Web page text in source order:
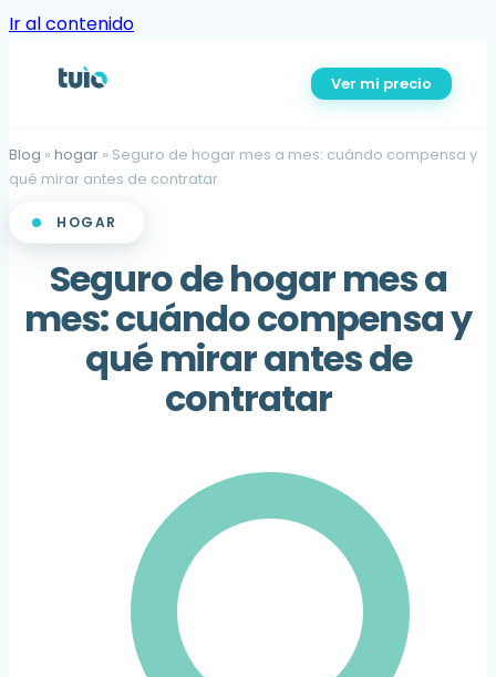
Ir al contenido
Ver mi precio
Blog » hogar » Seguro de hogar mes a mes: cuándo compensa y
qué mirar antes de contratar
HOGAR
Seguro de hogar mes a
mes: cuándo compensa y
qué mirar antes de
contratar